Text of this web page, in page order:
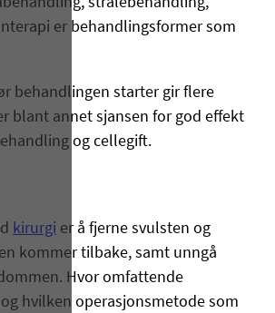
er behandlingsformer som
behandlingen starter gir flere
blant annet sjansen for god effekt
og cellegift.
kirurgi er å fjerne svulsten og
kommer tilbake, samt unngå
Hvor omfattende
hvilken operasjonsmetode som